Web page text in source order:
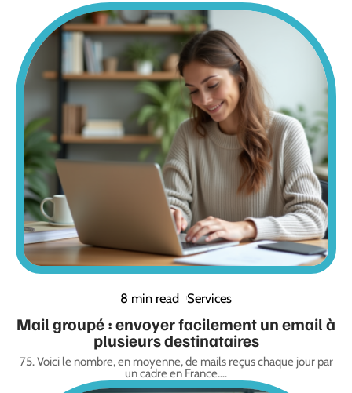
8 min read Services
Mail groupé : envoyer facilement un email à
plusieurs destinataires
75. Voici le nombre, en moyenne, de mails reçus chaque jour par
un cadre en France.…